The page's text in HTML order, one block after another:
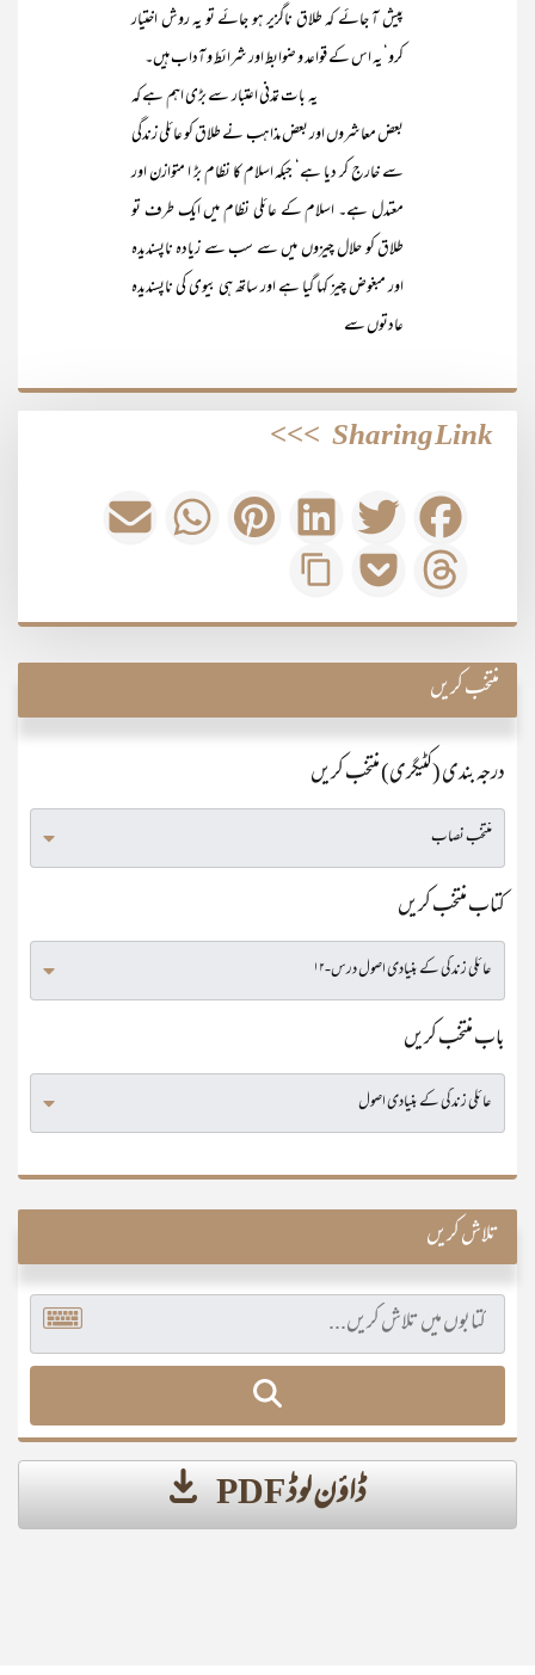
پیش آ جائے کہ طلاق ناگزیر ہو جائے تو یہ روش اختیار
کرو‘ یہ اس کے قواعد و ضوابط اور شرائط و آداب ہیں۔
یہ بات تمدنی اعتبار سے بڑی اہم ہے کہ
بعض معاشروں اور بعض مذاہب نے طلاق کو عائلی زندگی
سے خارج کر دیا ہے‘ جبکہ اسلام کا نظام بڑ ا متوازن اور
معتدل ہے۔ اسلام کے عائلی نظام میں ایک طرف تو
طلاق کو حلال چیزوں میں سے سب سے زیادہ ناپسندیدہ
اور مبغوض چیز کہا گیا ہے اور ساتھ ہی بیوی کی ناپسندیدہ
عادتوں سے
Sharing Link
>>>
منتخب کریں
درجہ بندی (کٹیگری) منتخب کریں
کتاب منتخب کریں
باب منتخب کریں
تلاش کریں
ڈاؤن لوڈ PDF